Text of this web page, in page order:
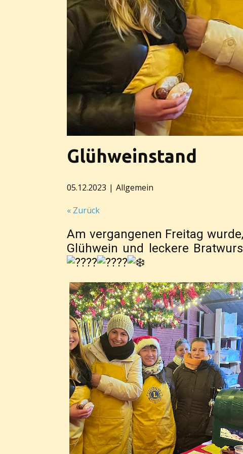
Glühweinstand
05.12.2023 Allgemein
« Zurück
Am vergangenen Freitag
Glühwein und leckere